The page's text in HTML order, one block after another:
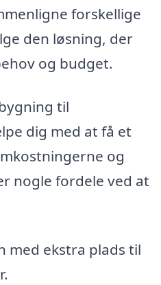
forskellige
den løsning, der
og budget.
til
dig med at få et
og
nogle fordele ved at
med ekstra plads til